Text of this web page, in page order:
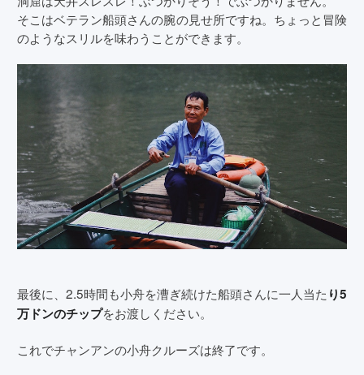
そこはベテラン船頭さんの腕の見せ所ですね。ちょっと冒険
のようなスリルを味わうことができます。
最後に、2.5時間も小舟を漕ぎ続けた船頭さんに一人当た り5
万ドンのチップをお渡しください。
これでチャンアンの小舟クルーズは終了です。